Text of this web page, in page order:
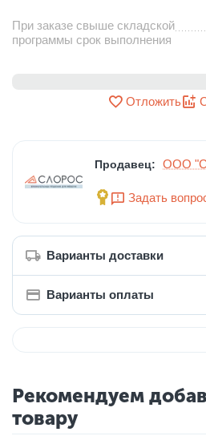
При заказе свыше складской
программы срок выполнения
Отложить
Продавец: ООО
Задать
Варианты доставки
Варианты оплаты
Рекомендуем
товару